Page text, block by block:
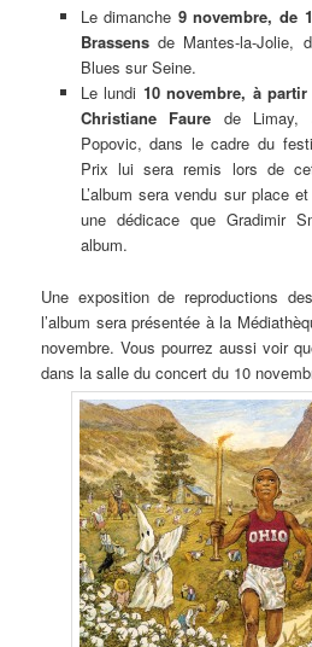
Le dimanche 9 novembre, de
Brassensde Mantes-la-Jolie,
Blues sur Seine.
Le lundi 10 novembre, à
Christiane Faure de Limay,
Popovic, dans le cadre du
Prix lui sera remis lors de
L’album sera vendu sur place
une dédicace que Gradimir
album.
Une exposition de reproductions
l’album sera présentée à la
novembre. Vous pourrez aussi voir
dans la salle du concert du 10